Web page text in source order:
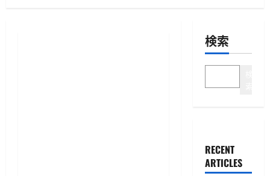
検索
RECENT
ARTICLES